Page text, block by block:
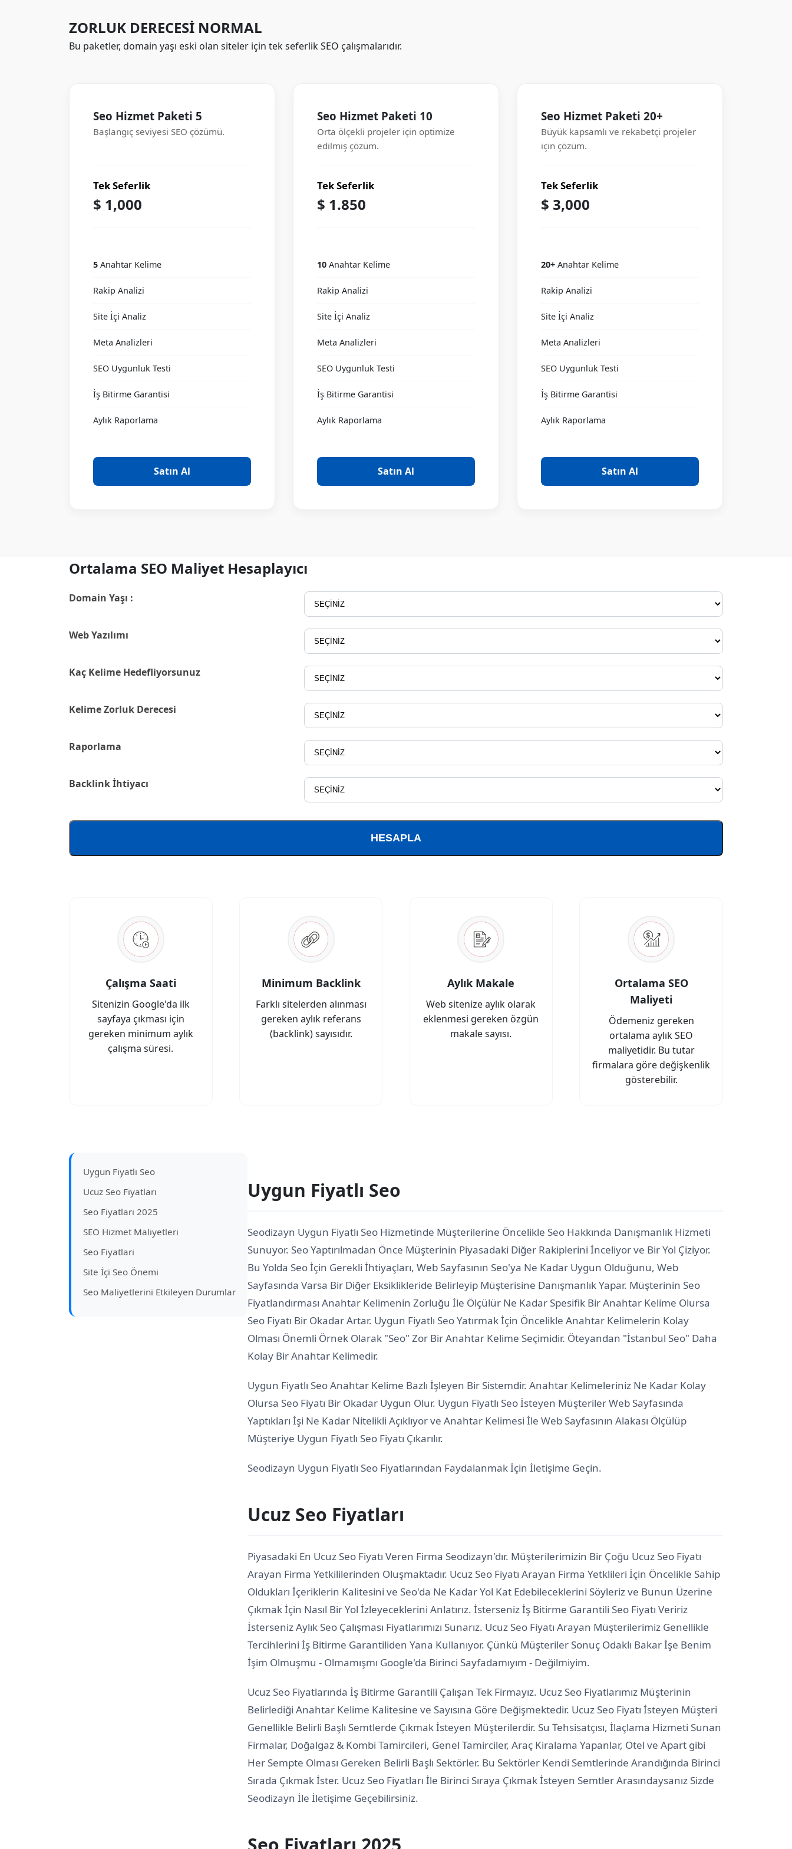
ZORLUK DERECESİ NORMAL
Bu paketler, domain yaşı eski olan siteler için tek seferlik SEO çalışmalarıdır.
Seo Hizmet Paketi 5
Başlangıç seviyesi SEO çözümü.
Tek Seferlik
$ 1,000
5 Anahtar Kelime
Rakip Analizi
Site İçi Analiz
Meta Analizleri
SEO Uygunluk Testi
İş Bitirme Garantisi
Aylık Raporlama
Satın Al
Seo Hizmet Paketi 10
Orta ölçekli projeler için optimize
edilmiş çözüm.
Tek Seferlik
$ 1.850
10 Anahtar Kelime
Rakip Analizi
Site İçi Analiz
Meta Analizleri
SEO Uygunluk Testi
İş Bitirme Garantisi
Aylık Raporlama
Satın Al
Seo Hizmet Paketi 20+
Büyük kapsamlı ve rekabetçi projeler
için çözüm.
Tek Seferlik
$ 3,000
20+ Anahtar Kelime
Rakip Analizi
Site İçi Analiz
Meta Analizleri
SEO Uygunluk Testi
İş Bitirme Garantisi
Aylık Raporlama
Satın Al
Ortalama SEO Maliyet Hesaplayıcı
Domain Yaşı :
Web Yazılımı
Kaç Kelime Hedefliyorsunuz
Kelime Zorluk Derecesi
Raporlama
Backlink İhtiyacı
Çalışma Saati
Sitenizin Google'da ilk
sayfaya çıkması için
gereken minimum aylık
çalışma süresi.
Minimum Backlink
Farklı sitelerden alınması
gereken aylık referans
(backlink) sayısıdır.
Aylık Makale
Web sitenize aylık olarak
eklenmesi gereken özgün
makale sayısı.
Ortalama SEO
Maliyeti
Ödemeniz gereken
ortalama aylık SEO
maliyetidir. Bu tutar
firmalara göre değişkenlik
gösterebilir.
Uygun Fiyatlı Seo
Ucuz Seo Fiyatları
Seo Fiyatları 2025
SEO Hizmet Maliyetleri
Seo Fiyatlari
Site İçi Seo Önemi
Seo Maliyetlerini Etkileyen Durumlar
Uygun Fiyatlı Seo
Seodizayn Uygun Fiyatlı Seo Hizmetinde Müşterilerine Öncelikle Seo Hakkında Danışmanlık Hizmeti
Sunuyor. Seo Yaptırılmadan Önce Müşterinin Piyasadaki Diğer Rakiplerini İnceliyor ve Bir Yol Çiziyor.
Bu Yolda Seo İçin Gerekli İhtiyaçları, Web Sayfasının Seo'ya Ne Kadar Uygun Olduğunu, Web
Sayfasında Varsa Bir Diğer Eksiklikleride Belirleyip Müşterisine Danışmanlık Yapar. Müşterinin Seo
Fiyatlandırması Anahtar Kelimenin Zorluğu İle Ölçülür Ne Kadar Spesifik Bir Anahtar Kelime Olursa
Seo Fiyatı Bir Okadar Artar. Uygun Fiyatlı Seo Yatırmak İçin Öncelikle Anahtar Kelimelerin Kolay
Olması Önemli Örnek Olarak "Seo" Zor Bir Anahtar Kelime Seçimidir. Öteyandan "İstanbul Seo" Daha
Kolay Bir Anahtar Kelimedir.
Uygun Fiyatlı Seo Anahtar Kelime Bazlı İşleyen Bir Sistemdir. Anahtar Kelimeleriniz Ne Kadar Kolay
Olursa Seo Fiyatı Bir Okadar Uygun Olur. Uygun Fiyatlı Seo İsteyen Müşteriler Web Sayfasında
Yaptıkları İşi Ne Kadar Nitelikli Açıklıyor ve Anahtar Kelimesi İle Web Sayfasının Alakası Ölçülüp
Müşteriye Uygun Fiyatlı Seo Fiyatı Çıkarılır.
Seodizayn Uygun Fiyatlı Seo Fiyatlarından Faydalanmak İçin İletişime Geçin.
Ucuz Seo Fiyatları
Piyasadaki En Ucuz Seo Fiyatı Veren Firma Seodizayn'dır. Müşterilerimizin Bir Çoğu Ucuz Seo Fiyatı
Arayan Firma Yetkililerinden Oluşmaktadır. Ucuz Seo Fiyatı Arayan Firma Yetklileri İçin Öncelikle Sahip
Oldukları İçeriklerin Kalitesini ve Seo'da Ne Kadar Yol Kat Edebileceklerini Söyleriz ve Bunun Üzerine
Çıkmak İçin Nasıl Bir Yol İzleyeceklerini Anlatırız. İsterseniz İş Bitirme Garantili Seo Fiyatı Veririz
İsterseniz Aylık Seo Çalışması Fiyatlarımızı Sunarız. Ucuz Seo Fiyatı Arayan Müşterilerimiz Genellikle
Tercihlerini İş Bitirme Garantiliden Yana Kullanıyor. Çünkü Müşteriler Sonuç Odaklı Bakar İşe Benim
İşim Olmuşmu - Olmamışmı Google'da Birinci Sayfadamıyım - Değilmiyim.
Ucuz Seo Fiyatlarında İş Bitirme Garantili Çalışan Tek Firmayız. Ucuz Seo Fiyatlarımız Müşterinin
Belirlediği Anahtar Kelime Kalitesine ve Sayısına Göre Değişmektedir. Ucuz Seo Fiyatı İsteyen Müşteri
Genellikle Belirli Başlı Semtlerde Çıkmak İsteyen Müşterilerdir. Su Tehsisatçısı, İlaçlama Hizmeti Sunan
Firmalar, Doğalgaz & Kombi Tamircileri, Genel Tamirciler, Araç Kiralama Yapanlar, Otel ve Apart gibi
Her Sempte Olması Gereken Belirli Başlı Sektörler. Bu Sektörler Kendi Semtlerinde Arandığında Birinci
Sırada Çıkmak İster. Ucuz Seo Fiyatları İle Birinci Sıraya Çıkmak İsteyen Semtler Arasındaysanız Sizde
Seodizayn İle İletişime Geçebilirsiniz.